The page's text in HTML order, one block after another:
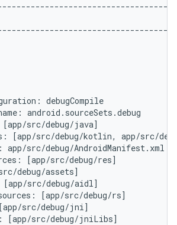
debugCompile
android.sourceSets.debug
src/debug/java]
[app/src/debug/kotlin, app/src/
src/debug/AndroidManifest.xml
[app/src/debug/res]
debug/assets]
[app/src/debug/aidl]
[app/src/debug/rs]
src/debug/jni]
src/debug/jniLibs]